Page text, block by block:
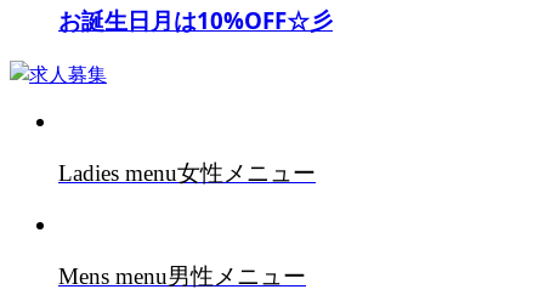
お誕生日月は10%OFF☆彡
Ladies menu女性メニュー
Mens menu男性メニュー